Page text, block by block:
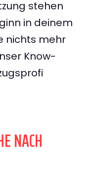
stehen
in deinem
nichts mehr
Know-
NACH